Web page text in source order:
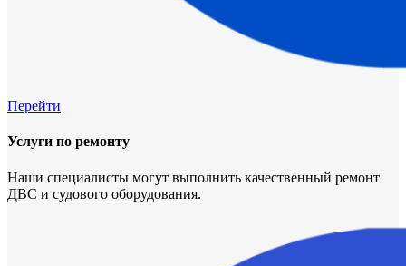
Перейти
Услуги по ремонту
Наши специалисты могут выполнить качественный ремонт
ДВС и судового оборудования.